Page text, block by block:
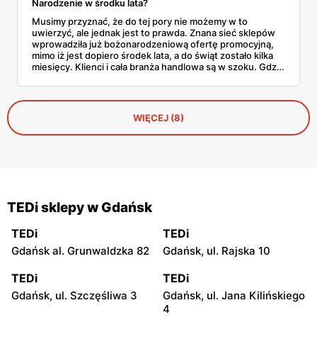
Narodzenie w środku lata?
Musimy przyznać, że do tej pory nie możemy w to
uwierzyć, ale jednak jest to prawda. Znana sieć sklepów
wprowadziła już bożonarodzeniową ofertę promocyjną,
mimo iż jest dopiero środek lata, a do świąt zostało kilka
miesięcy. Klienci i cała branża handlowa są w szoku. Gdzie
WIĘCEJ (8)
TEDi sklepy w Gdańsk
TEDi
Gdańsk al. Grunwaldzka 82
TEDi
Gdańsk, ul. Rajska 10
TEDi
Gdańsk, ul. Szczęśliwa 3
TEDi
Gdańsk, ul. Jana Kilińskiego
4